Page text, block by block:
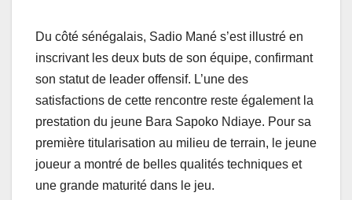
Du côté sénégalais, Sadio Mané s’est illustré en
inscrivant les deux buts de son équipe, confirmant
son statut de leader offensif. L’une des
satisfactions de cette rencontre reste également la
prestation du jeune Bara Sapoko Ndiaye. Pour sa
première titularisation au milieu de terrain, le jeune
joueur a montré de belles qualités techniques et
une grande maturité dans le jeu.